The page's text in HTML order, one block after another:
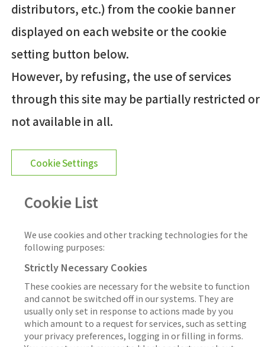
distributors, etc.) from the cookie banner
displayed on each website or the cookie
setting button below.
However, by refusing, the use of services
through this site may be partially restricted or
not available in all.
Cookie Settings
Cookie List
We use cookies and other tracking technologies for the
following purposes:
Strictly Necessary Cookies
These cookies are necessary for the website to function
and cannot be switched off in our systems. They are
usually only set in response to actions made by you
which amount to a request for services, such as setting
your privacy preferences, logging in or filling in forms.